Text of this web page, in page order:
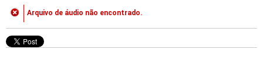
Arquivo de áudio não encontrado.